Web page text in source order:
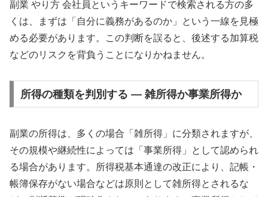
副業 やり方 会社員というキーワードで検索される方の多
くは、まずは「自分に義務があるのか」という一線を見極
める必要があります。この判断を誤ると、後述する加算税
などのリスクを背負うことになりかねません。
所得の種類を判別する — 雑所得か事業所得か
副業の所得は、多くの場合「雑所得」に分類されますが、
その規模や継続性によっては「事業所得」として認められ
る場合があります。所得税基本通達の改正により、記帳・
帳簿保存がない場合などは原則として雑所得とされるな